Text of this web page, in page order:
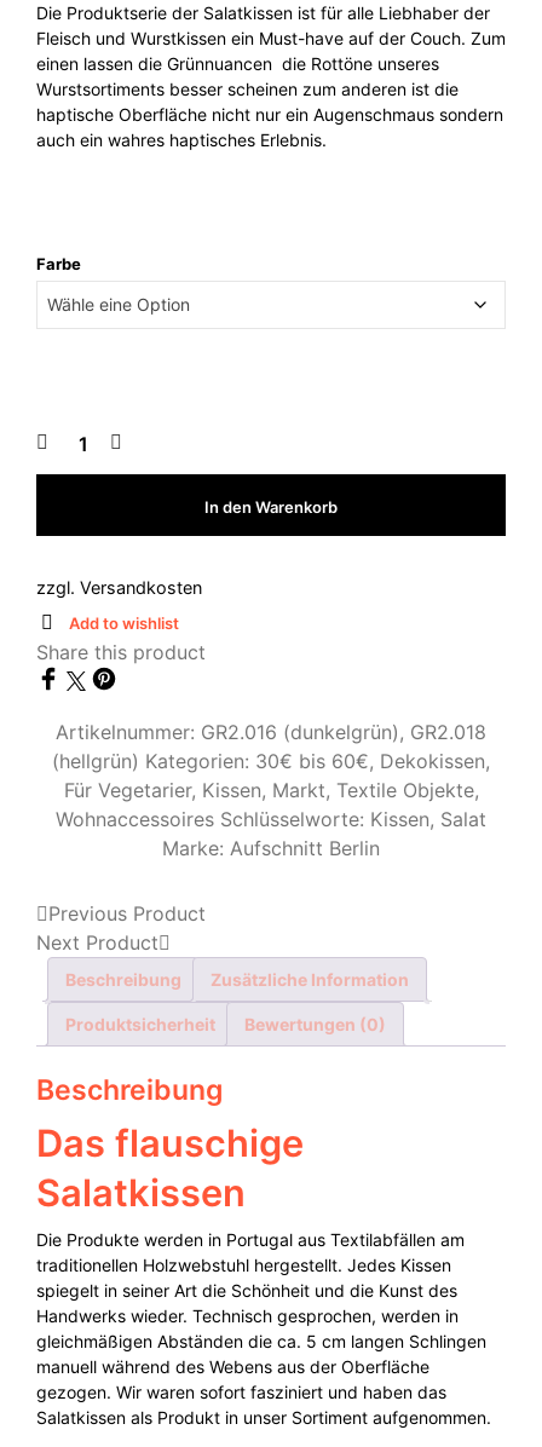
Die Produktserie der Salatkissen ist für alle Liebhaber der
Fleisch und Wurstkissen ein Must-have auf der Couch. Zum
einen lassen die Grünnuancen die Rottöne unseres
Wurstsortiments besser scheinen zum anderen ist die
haptische Oberfläche nicht nur ein Augenschmaus sondern
auch ein wahres haptisches Erlebnis.
Farbe
In den Warenkorb
zzgl. Versandkosten
Add to wishlist
Share this product
Artikelnummer: GR2.016 (dunkelgrün), GR2.018
(hellgrün) Kategorien: 30€ bis 60€, Dekokissen,
Für Vegetarier, Kissen, Markt, Textile Objekte,
Wohnaccessoires Schlüsselworte: Kissen, Salat
Marke: Aufschnitt Berlin
Previous Product
Next Product
Beschreibung Zusätzliche Information
Produktsicherheit Bewertungen (0)
Beschreibung
Das flauschige
Salatkissen
Die Produkte werden in Portugal aus Textilabfällen am
traditionellen Holzwebstuhl hergestellt. Jedes Kissen
spiegelt in seiner Art die Schönheit und die Kunst des
Handwerks wieder. Technisch gesprochen, werden in
gleichmäßigen Abständen die ca. 5 cm langen Schlingen
manuell während des Webens aus der Oberfläche
gezogen. Wir waren sofort fasziniert und haben das
Salatkissen als Produkt in unser Sortiment aufgenommen.